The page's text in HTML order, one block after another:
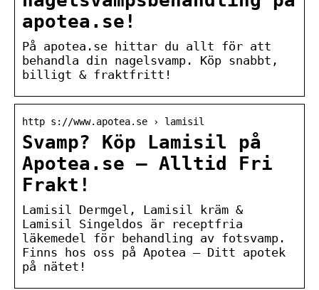
apotea.se!
På apotea.se hittar du allt för att
behandla din nagelsvamp. Köp snabbt,
billigt & fraktfritt!
http s://www.apotea.se › lamisil
Svamp? Köp Lamisil på
Apotea.se – Alltid Fri
Frakt!
Lamisil Dermgel, Lamisil kräm &
Lamisil Singeldos är receptfria
läkemedel för behandling av fotsvamp.
Finns hos oss på Apotea – Ditt apotek
på nätet!